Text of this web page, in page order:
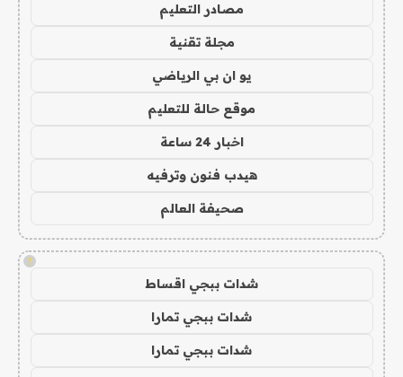
مصادر التعليم
مجلة تقنية
يو ان بي الرياضي
موقع حالة للتعليم
اخبار 24 ساعة
هيدب فنون وترفيه
صحيفة العالم
!
شدات ببجي اقساط
شدات ببجي تمارا
شدات ببجي تمارا